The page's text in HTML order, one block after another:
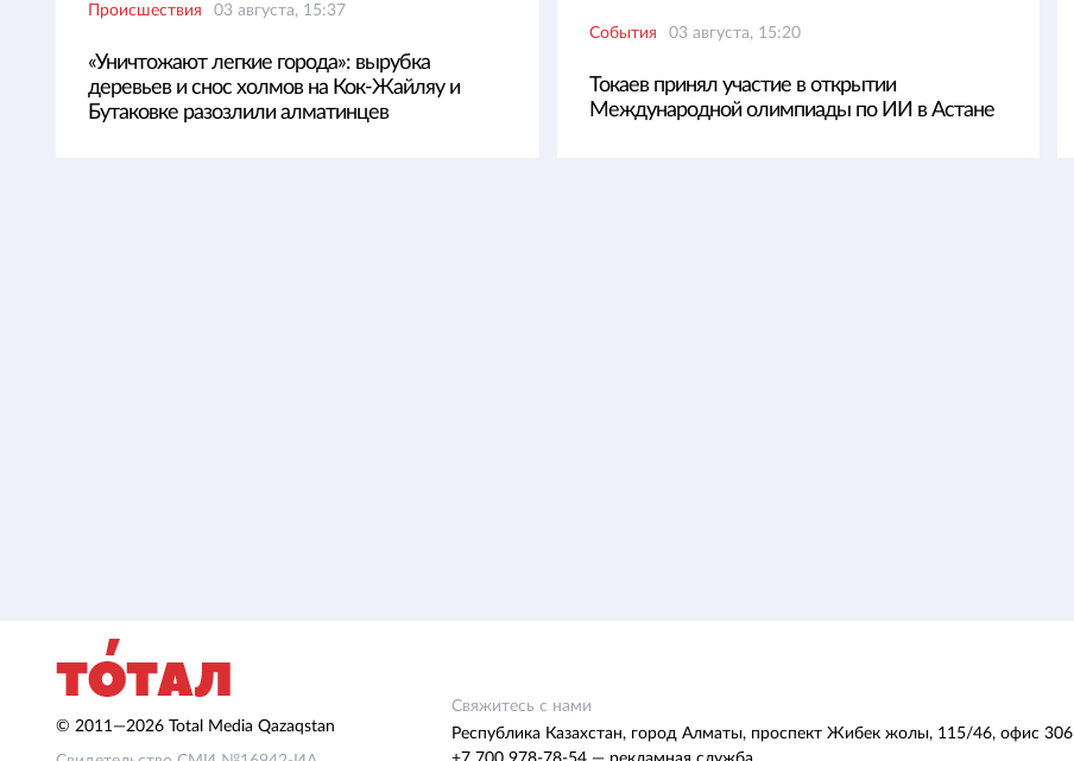
Происшествия 03 августа, 15:37
«Уничтожают легкие города»: вырубка
деревьев и снос холмов на Кок-Жайляу и
Бутаковке разозлили алматинцев
События 03 августа, 15:20
Токаев принял участие в открытии
Международной олимпиады по ИИ в Астане
© 2011—2026 Total Media Qazaqstan
Свяжитесь с нами
Республика Казахстан, город Алматы, проспект Жибек жолы, 115/46, офис 306